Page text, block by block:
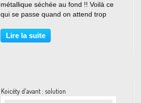
métallique séchée au fond !! Voilà ce
qui se passe quand on attend trop
oeuvres... Donc, Louise, tu ne
pourras pas le boire, heureusement.
Lire la suite
Koicéty d'avant : solution